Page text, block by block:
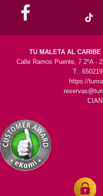
TU MALETA AL
Calle Ramos Puente, 7 2ºA -
T.:
https://